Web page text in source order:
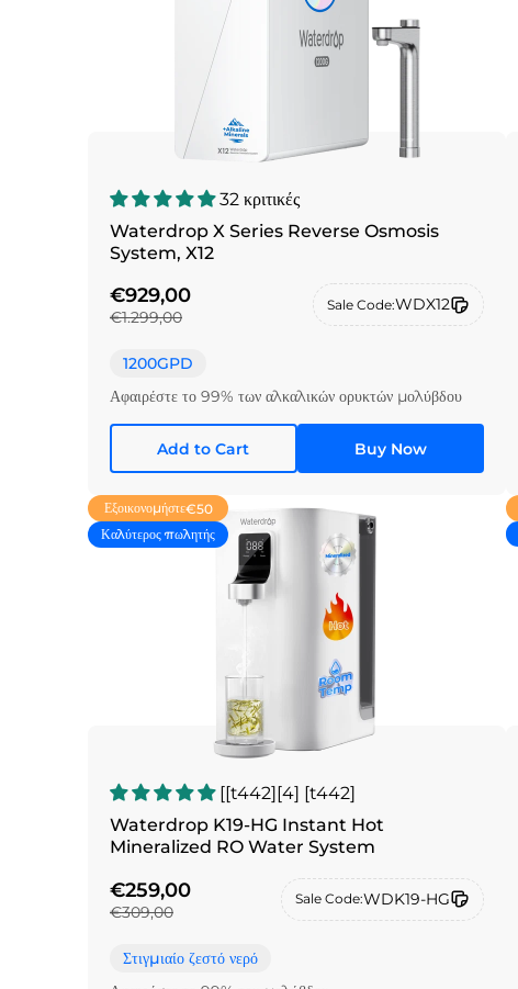
32 κριτικές
Waterdrop X Series Reverse Osmosis
System, X12
€929,00
€1.299,00
Sale Code:WDX12
1200GPD
Αφαιρέστε το 99% των αλκαλικών ορυκτών μολύβδου
Add to Cart Buy Now
Εξοικονομήστε€50
Καλύτερος πωλητής
[[t442][4] [t442]
Waterdrop K19-HG Instant Hot
Mineralized RO Water System
€259,00
€309,00
Sale Code:WDK19-HG
Στιγμιαίο ζεστό νερό